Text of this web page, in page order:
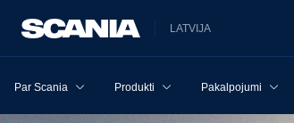
LATVIJA
Par Scania Produkti Pakalpojumi